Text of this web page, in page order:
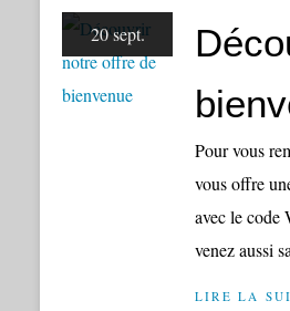
20 sept.
Pour vous
vous offre
avec le code
venez aussi
LIRE LA